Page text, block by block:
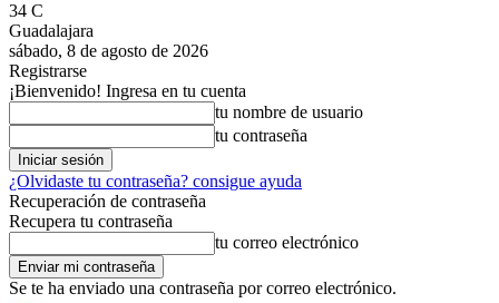
34 C
Guadalajara
sábado, 8 de agosto de 2026
Registrarse
¡Bienvenido! Ingresa en tu cuenta
tu nombre de usuario
tu contraseña
¿Olvidaste tu contraseña? consigue ayuda
Recuperación de contraseña
Recupera tu contraseña
tu correo electrónico
Se te ha enviado una contraseña por correo electrónico.